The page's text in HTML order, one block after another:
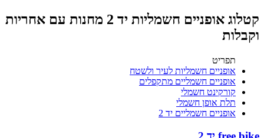
קטלוג אופניים חשמליות יד 2 מחנות עם אחריות
וקבלות
תפריט
אופניים חשמליות לעיר ולשטח
אופניים חשמליים מתקפלים
קורקינט חשמלי
תלת אופן חשמלי
אופניים חשמליים יד 2